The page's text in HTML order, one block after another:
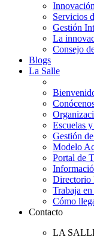
Servicios
Gestión
La
Consejo
Blogs
La Salle
Escuelas
Gestión
Modelo
Portal de
Directorio
Trabaja
Cómo
Contacto
LA